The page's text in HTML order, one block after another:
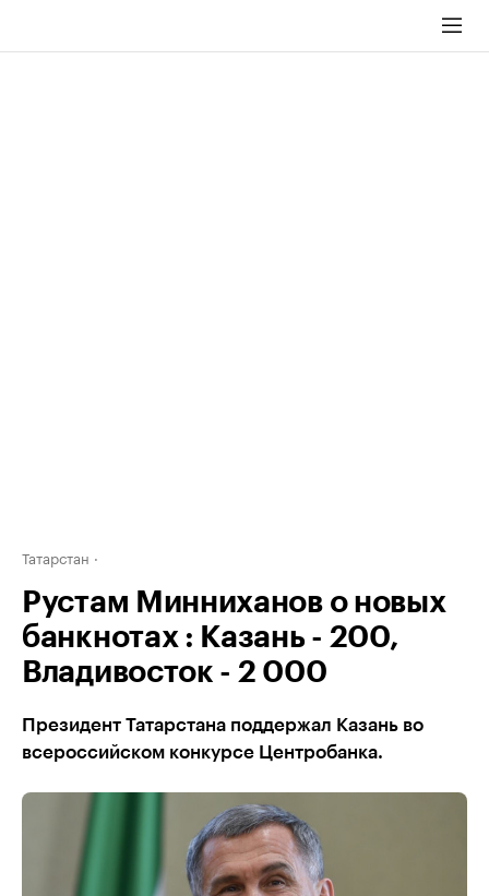
Татарстан
Рустам Минниханов о новых
банкнотах : Казань - 200,
Владивосток - 2 000
Президент Татарстана поддержал Казань во
всероссийском конкурсе Центробанка.